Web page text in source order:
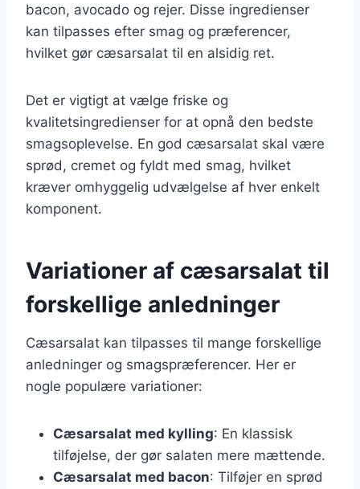
bacon, avocado og rejer. Disse ingredienser
kan tilpasses efter smag og præferencer,
hvilket gør cæsarsalat til en alsidig ret.
Det er vigtigt at vælge friske og
kvalitetsingredienser for at opnå den bedste
smagsoplevelse. En god cæsarsalat skal være
sprød, cremet og fyldt med smag, hvilket
kræver omhyggelig udvælgelse af hver enkelt
komponent.
Variationer af cæsarsalat til
forskellige anledninger
Cæsarsalat kan tilpasses til mange forskellige
anledninger og smagspræferencer. Her er
nogle populære variationer:
Cæsarsalat med kylling: En klassisk
tilføjelse, der gør salaten mere mættende.
Cæsarsalat med bacon: Tilføjer en sprød